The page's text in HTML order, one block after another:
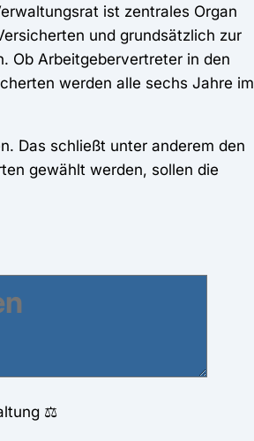
ist zentrales Organ
und grundsätzlich zur
Ob Arbeitgebervertreter in den
werden alle sechs Jahre im
Das schließt unter anderem den
gewählt werden, sollen die
⚖️